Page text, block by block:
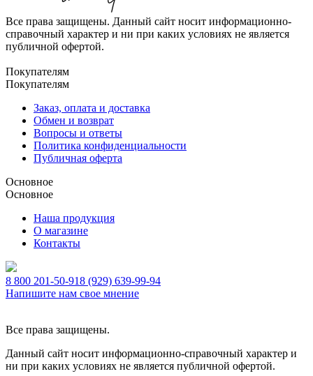
Все права защищены. Данный сайт носит информационно-
справочный характер и ни при каких условиях не является
публичной офертой.
Покупателям
Покупателям
Заказ, оплата и доставка
Обмен и возврат
Вопросы и ответы
Политика конфиденциальности
Публичная оферта
Основное
Основное
Наша продукция
О магазине
Контакты
8 800 201-50-918 (929) 639-99-94
Напишите нам свое мнение
Все права защищены.
Данный сайт носит информационно-справочный характер и
ни при каких условиях не является публичной офертой.